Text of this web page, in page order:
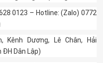
0123 – Hotline: (Zalo) 0772
Kênh Dương, Lê Chân, Hải
Dân Lập)